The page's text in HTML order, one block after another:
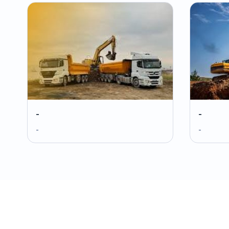
-
-
-
-